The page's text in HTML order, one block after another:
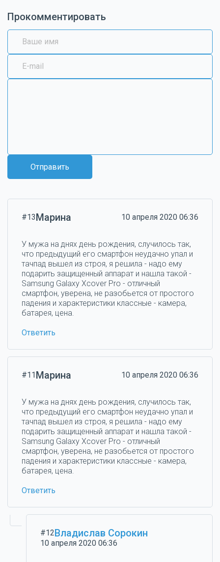
Прокомментировать
Отправить
#13Марина 10 апреля 2020 06:36
У мужа на днях день рождения, случилось так,
что предыдущий его смартфон неудачно упал и
тачпад вышел из строя, я решила - надо ему
подарить защищенный аппарат и нашла такой -
Samsung Galaxy Xcover Pro - отличный
смартфон, уверена, не разобьется от простого
падения и характеристики классные - камера,
батарея, цена.
Ответить
#11Марина 10 апреля 2020 06:36
У мужа на днях день рождения, случилось так,
что предыдущий его смартфон неудачно упал и
тачпад вышел из строя, я решила - надо ему
подарить защищенный аппарат и нашла такой -
Samsung Galaxy Xcover Pro - отличный
смартфон, уверена, не разобьется от простого
падения и характеристики классные - камера,
батарея, цена.
Ответить
#12Владислав Сорокин
10 апреля 2020 06:36